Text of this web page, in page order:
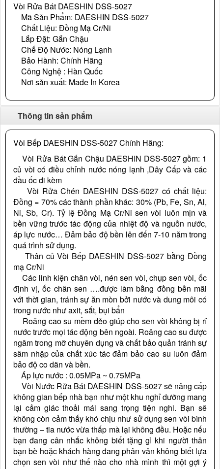
Vòi Rửa Bát DAESHIN DSS-5027
Mã Sản Phẩm: DAESHIN DSS-5027
Chất Liệu: Đồng Mạ Cr/Ni
Lắp Đặt: Gắn Chậu
Chế Độ Nước: Nóng Lạnh
Bảo Hành: Chính Hãng
Công Nghệ : Hàn Quốc
Nơi sản xuất: Made In Korea
Thông tin sản phẩm
Vòi Bếp DAESHIN DSS-5027 Chính Hãng:
Vòi Rửa Bát Gắn Chậu DAESHIN DSS-5027 gồm: 1
củ vòi có điều chỉnh nước nóng lạnh ,Dây Cấp và các
đầu ốc đi kèm
Vòi Rửa Chén DAESHIN DSS-5027 có chất liệu:
Đồng = 70% các thành phần khác: 30% (Pb, Fe, Sn, Al,
Ni, Sb, Cr). Tỷ lệ Đồng Mạ Cr/Ni sen vòi luôn mịn và
bền vững trước tác động của nhiệt độ và nguồn nước,
áp lực nước… Đảm bảo độ bền lên đến 7-10 năm trong
quá trình sử dụng.
Thân củ Vòi Bếp DAESHIN DSS-5027 bằng Đồng
mạ Cr/Ni
Các linh kiện chân vòi, nén sen vòi, chụp sen vòi, ốc
định vị, ốc chân sen ….được làm bằng đồng bền mãi
với thời gian, tránh sự ăn mòn bởi nước và dung môi có
trong nước như axit, sắt, bụi bẩn
Roăng cao su mềm dẻo giúp cho sen vòi không bị rỉ
nước trước mọi tác động bên ngoài. Roăng cao su được
ngâm trong mỡ chuyên dụng và chất bảo quản tránh sự
sâm nhập của chất xúc tác đảm bảo cao su luôn đảm
bảo độ co dãn và bền.
Áp lực nước : 0.05MPa ~ 0.75MPa
Vòi Nước Rửa Bát DAESHIN DSS-5027 sẽ nâng cấp
không gian bếp nhà bạn như một khu nghỉ dưỡng mang
lại cảm giác thoải mái sang trọng tiện nghi. Bạn sẽ
không còn cảm thấy khó chịu như sử dụng sen vòi bình
thường – tia nước vừa thấp mà lại không đều. Hoặc nếu
bạn đang cân nhắc không biết tặng gì khi người thân
bạn bè hoặc khách hàng đang phân vân không biết lựa
chọn sen vòi như thế nào cho nhà mình thì một gợi ý